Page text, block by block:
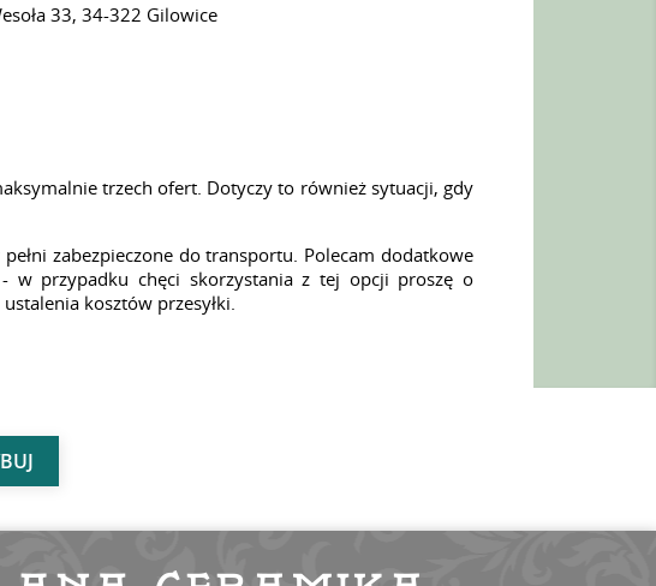
33, 34-322 Gilowice
trzech ofert. Dotyczy to również sytuacji, gdy
zabezpieczone do transportu. Polecam dodatkowe
- w przypadku chęci skorzystania z tej opcji proszę o
kosztów przesyłki.